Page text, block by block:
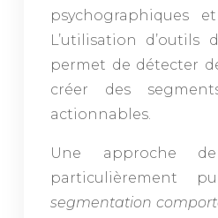
psychographiques
L’utilisation d’outils
permet de détecter
créer des
actionnables.
Une approche de
particulièrement
segmentation